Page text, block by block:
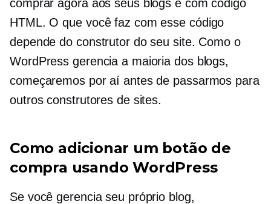
comprar agora aos seus blogs é com código
HTML. O que você faz com esse código
depende do construtor do seu site. Como o
WordPress gerencia a maioria dos blogs,
começaremos por aí antes de passarmos para
outros construtores de sites.
Como adicionar um botão de
compra usando WordPress
Se você gerencia seu próprio blog,